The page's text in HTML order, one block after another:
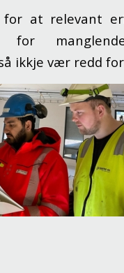
at relevant
ikkje vær redd for